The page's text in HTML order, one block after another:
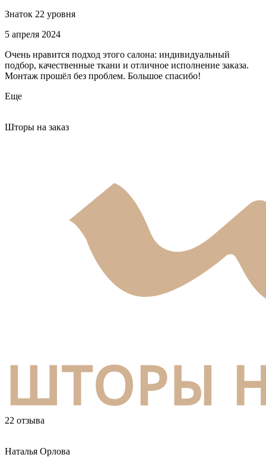
Знаток 22 уровня
5 апреля 2024
Очень нравится подход этого салона: индивидуальный
подбор, качественные ткани и отличное исполнение заказа.
Монтаж прошёл без проблем. Большое спасибо!
Еще
Шторы на заказ
22 отзыва
Наталья Орлова